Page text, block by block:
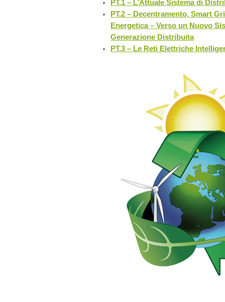
PT.1 – L’Attuale Sistema di
PT.2 – Decentramento, Smart
Energetica – Verso un Nuovo
Generazione Distribuita
PT.3 – Le Reti Elettriche